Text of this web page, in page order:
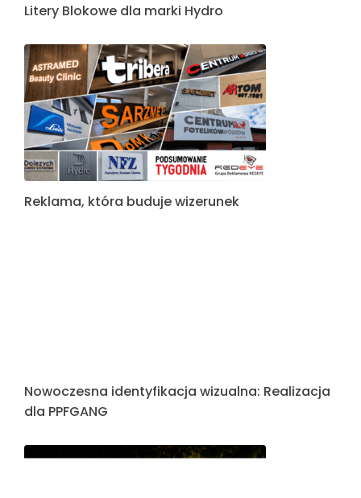
wykonany z dibondu
Nowa era widoczności Twojej marki: Sekrety
produkcji podświetlanych liter 3D
Litery Blokowe dla marki Hydro